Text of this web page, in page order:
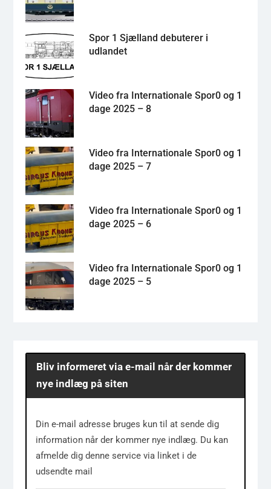
Spor 1 Sjælland debuterer i
udlandet
Video fra Internationale Spor0 og 1
dage 2025 – 8
Video fra Internationale Spor0 og 1
dage 2025 – 7
Video fra Internationale Spor0 og 1
dage 2025 – 6
Video fra Internationale Spor0 og 1
dage 2025 – 5
Bliv informeret via e-mail når der kommer
nye indlæg på siten
Din e-mail adresse bruges kun til at sende dig
information når der kommer nye indlæg. Du kan
afmelde dig denne service via linket i de
udsendte mail